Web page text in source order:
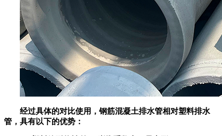
经过具体的对比使用，钢筋混凝土排水管相对塑料排水
管，具有以下的优势：